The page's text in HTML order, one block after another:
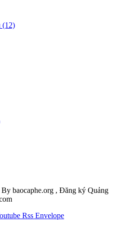
(12)
baocaphe.org , Đăng ký Quảng
Rss Envelope